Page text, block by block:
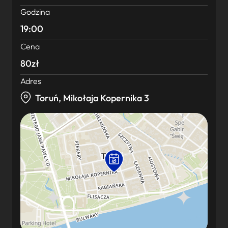
Godzina
19:00
Cena
80zł
Adres
Toruń, Mikołaja Kopernika 3